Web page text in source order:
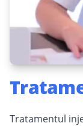
Tratamentul